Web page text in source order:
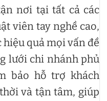
nơi tại tất cả các
viên tay nghề cao,
hiệu quả mọi vấn đề
lưới chi nhánh phủ
bảo hỗ trợ khách
và tận tâm, giúp